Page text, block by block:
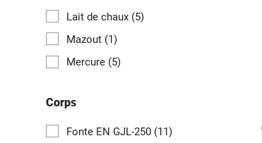
Lait de chaux (5)
Mazout (1)
Mercure (5)
Corps
Fonte EN GJL-250 (11)